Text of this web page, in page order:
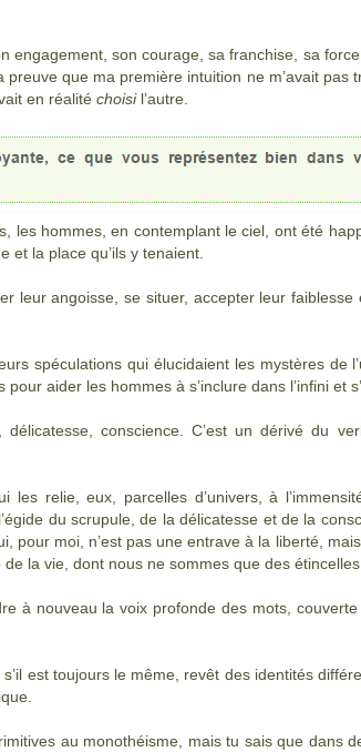
engagement, son courage, sa franchise, sa
preuve que ma première intuition ne m’avait pas
en réalité choisil’autre.
les hommes, en contemplant le ciel, ont été
la place qu’ils y tenaient.
leur angoisse, se situer, accepter leur
spéculations qui élucidaient les mystères de
aider les hommes à s’inclure dans l’infini et
conscience. C’est un dérivé du
relie, eux, parcelles d’univers, à
du scrupule, de la délicatesse et de la
pour moi, n’est pas une entrave à la liberté,
la vie, dont nous ne sommes que des étincelles.
à nouveau la voix profonde des mots,
est toujours le même, revêt des identités
au monothéisme, mais tu sais que dans